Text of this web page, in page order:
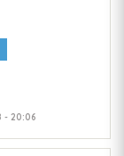
- 20:06